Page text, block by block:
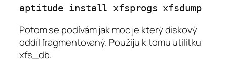
aptitude install xfsprogs xfsdump
Potom se podívám jak moc je který diskový
oddíl fragmentovaný. Použiju k tomu utilitku
xfs_db.